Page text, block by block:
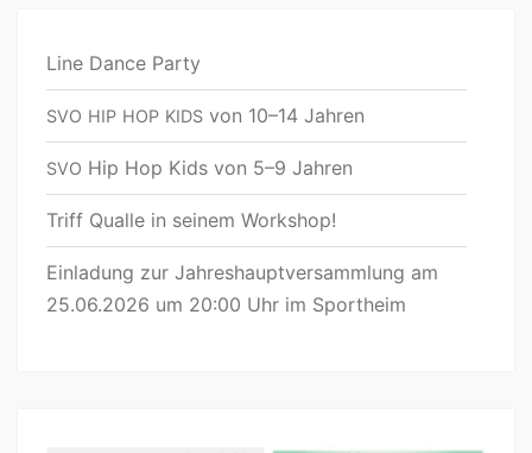
Line Dance Party
SVO HIP HOP KIDS von 10–14 Jahren
SVO Hip Hop Kids von 5–9 Jahren
Triff Qualle in seinem Workshop!
Einladung zur Jahreshauptversammlung am
25.06.2026 um 20:00 Uhr im Sportheim